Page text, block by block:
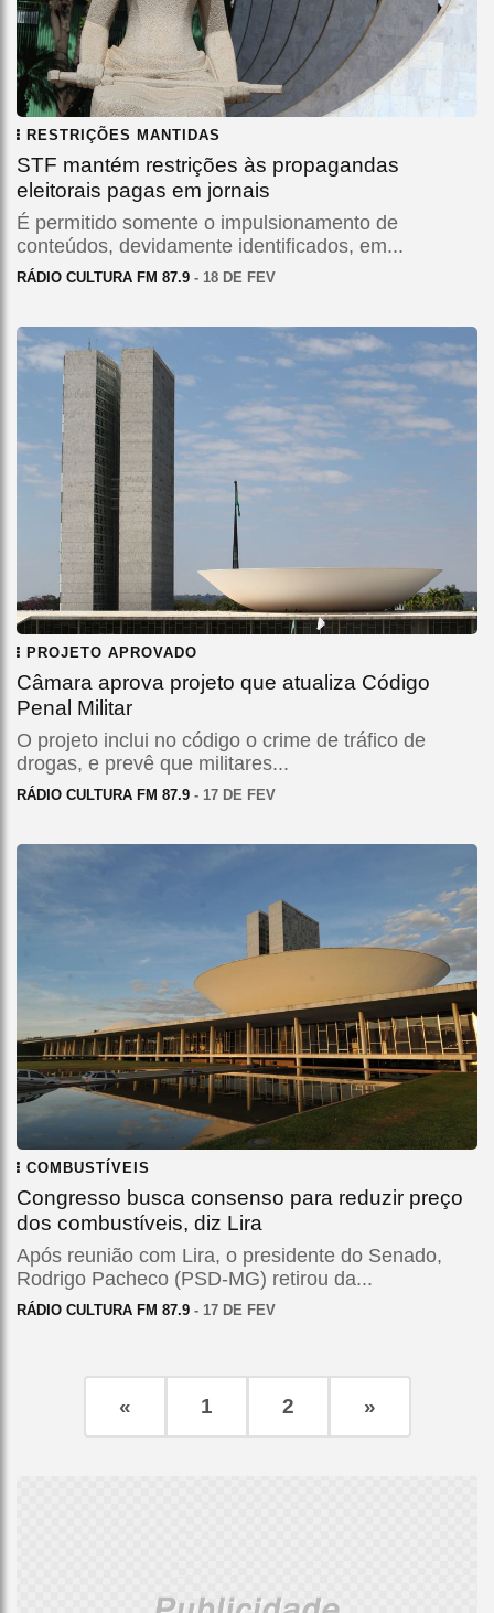
RESTRIÇÕES MANTIDAS
STF mantém restrições às propagandas
eleitorais pagas em jornais
É permitido somente o impulsionamento de
conteúdos, devidamente identificados, em...
RÁDIO CULTURA FM 87.9 - 18 DE FEV
PROJETO APROVADO
Câmara aprova projeto que atualiza Código
Penal Militar
O projeto inclui no código o crime de tráfico de
drogas, e prevê que militares...
RÁDIO CULTURA FM 87.9 - 17 DE FEV
COMBUSTÍVEIS
Congresso busca consenso para reduzir preço
dos combustíveis, diz Lira
Após reunião com Lira, o presidente do Senado,
Rodrigo Pacheco (PSD-MG) retirou da...
RÁDIO CULTURA FM 87.9 - 17 DE FEV
« 1 2 »